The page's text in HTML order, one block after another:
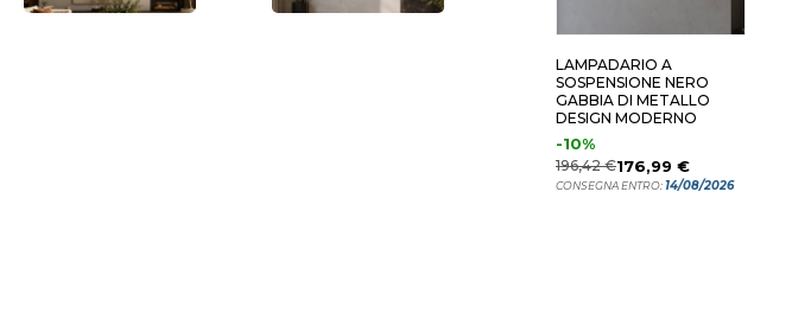
LAMPADARIO A
SOSPENSIONE NERO
GABBIA DI METALLO
DESIGN MODERNO
-10%
196,42 €176,99 €
CONSEGNA ENTRO:14/08/2026